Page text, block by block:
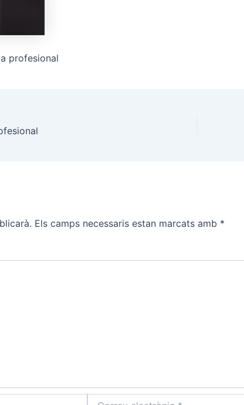
profesional
Els camps necessaris estan marcats amb *